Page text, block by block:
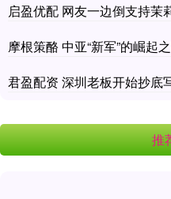
启盈优配 网友一边倒支持茉
摩根策酪 中亚“新军”的崛起
君盈配资 深圳老板开始抄底
推